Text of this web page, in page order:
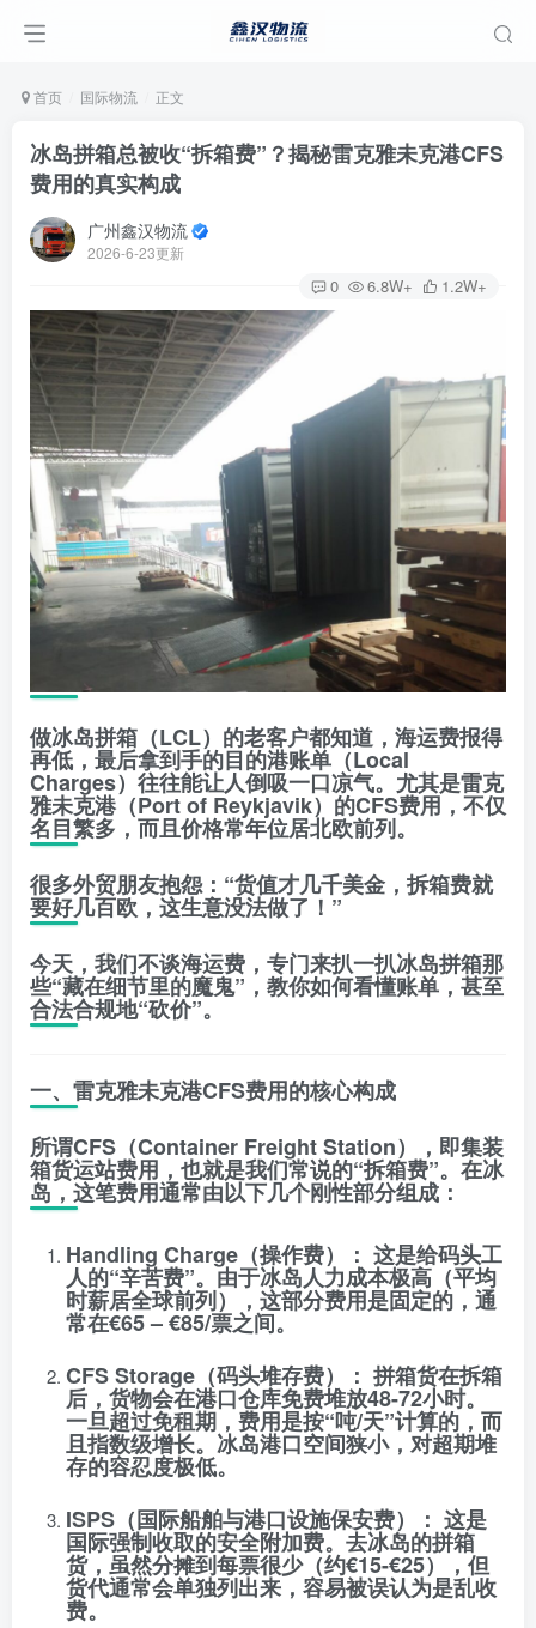
首页 国际物流 正文
冰岛拼箱总被收“拆箱费”？揭秘雷克雅未克港CFS
费用的真实构成
广州鑫汉物流
2026-6-23更新
0 6.8W+ 1.2W+
做冰岛拼箱（LCL）的老客户都知道，海运费报得
再低，最后拿到手的目的港账单（Local
Charges） 往往能让人倒吸一口凉气。尤其是雷克
雅未克港（Port of Reykjavik）的CFS费用，不仅
名目繁多，而且价格常年位居北欧前列。
很多外贸朋友抱怨：“货值才几千美金，拆箱费就
要好几百欧，这生意没法做了！”
今天，我们不谈海运费，专门来扒一扒冰岛拼箱那
些“藏在细节里的魔鬼”，教你如何看懂账单，甚至
合法合规地“砍价”。
一、雷克雅未克港CFS费用的核心构成
所谓CFS（Container Freight Station），即集装
箱货运站费用，也就是我们常说的“拆箱费”。在冰
岛，这笔费用通常由以下几个刚性部分组成：
Handling Charge（操作费）： 这是给码头工
人的“辛苦费”。由于冰岛人力成本极高（平均
时薪居全球前列），这部分费用是固定的，通
常在€65 – €85/票之间。
CFS Storage（码头堆存费）： 拼箱货在拆箱
后，货物会在港口仓库免费堆放48-72小时。
一旦超过免租期，费用是按“吨/天”计算的，而
且指数级增长。冰岛港口空间狭小，对超期堆
存的容忍度极低。
ISPS（国际船舶与港口设施保安费）： 这是
国际强制收取的安全附加费。去冰岛的拼箱
货，虽然分摊到每票很少（约€15-€25），但
货代通常会单独列出来，容易被误认为是乱收
费。